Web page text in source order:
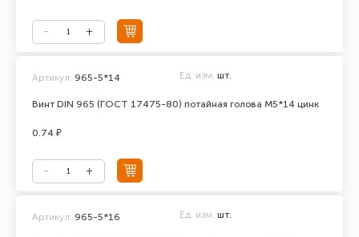
Винт DIN 965 (ГОСТ 17475-80) потайная голова М5*14 цинк
Артикул: 965-5*14 Ед. изм. шт.
0.74 ₽
Артикул: 965-5*16 Ед. изм. шт.